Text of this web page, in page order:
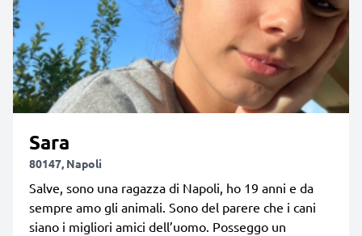
Sara
80147, Napoli
Salve, sono una ragazza di Napoli, ho 19 anni e da
sempre amo gli animali. Sono del parere che i cani
siano i migliori amici dell’uomo. Posseggo un